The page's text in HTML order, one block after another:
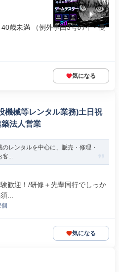
歳未満 （例外事由3号のイ・長
気になる
機械等レンタル業務)土日祝
法人営業
レンタルを中心に、販売・修理・
客...
歓迎！/研修＋先輩同行でしっか
...
個
気になる